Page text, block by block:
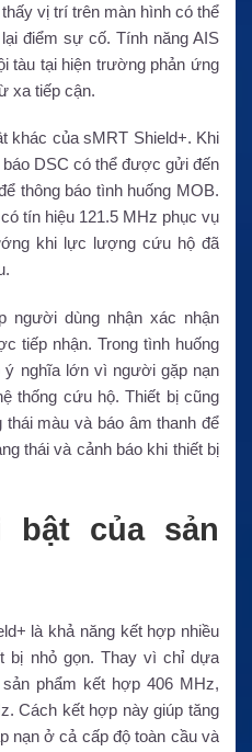
vị trí trên màn hình có thể
điểm sự cố. Tính năng AIS
tàu tại hiện trường phản ứng
xa tiếp cận.
khác của sMRT Shield+. Khi
DSC có thể được gửi đến
thông báo tình huống MOB.
tín hiệu 121.5 MHz phục vụ
khi lực lượng cứu hộ đã
người dùng nhận xác nhận
tiếp nhận. Trong tình huống
ý nghĩa lớn vì người gặp nạn
thống cứu hộ. Thiết bị cũng
màu và báo âm thanh để
thái và cảnh báo khi thiết bị
bật của sản
là khả năng kết hợp nhiều
bị nhỏ gọn. Thay vì chỉ dựa
phẩm kết hợp 406 MHz,
Cách kết hợp này giúp tăng
nạn ở cả cấp độ toàn cầu và